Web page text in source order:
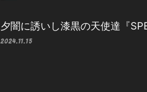
夕闇に誘いし漆黒の天使達『
2024.11.15